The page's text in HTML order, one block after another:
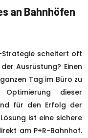
an Bahnhöfen
Strategie scheitert oft
Ausrüstung? Einen
Tag im Büro zu
dieser
für den Erfolg der
ist eine sichere
am P+R-Bahnhof.